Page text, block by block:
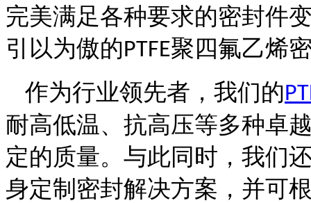
完美满足各种要求的密封件
引以为傲的PTFE聚四氟乙烯
作为行业领先者，我们的
耐高低温、抗高压等多种卓
定的质量。与此同时，我们
身定制密封解决方案，并可